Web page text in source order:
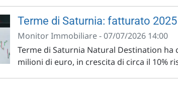
Terme di Saturnia: fatturato
Monitor Immobiliare - 07/07/2026 14:00
Terme di Saturnia Natural Destination
milioni di euro, in crescita di circa il 10%